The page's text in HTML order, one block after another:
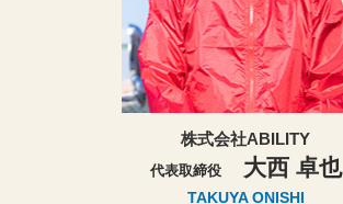
株式会社ABILITY
代表取締役 大西 卓也
TAKUYA ONISHI